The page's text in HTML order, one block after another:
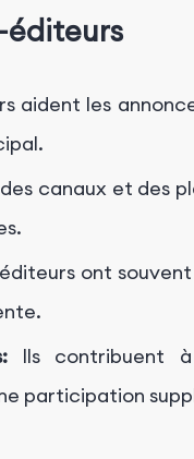
éditeurs
aident les
canaux et des
ont
Ils contribuent à
participation